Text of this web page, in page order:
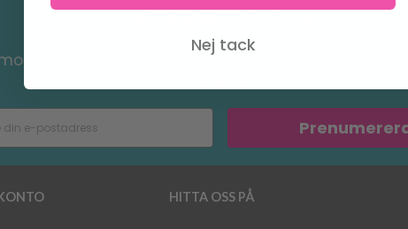
Spara upp till 50%
vårt gratis nyhetsbrev och få inspiration,
HITTA OSS PÅ
Nej tack